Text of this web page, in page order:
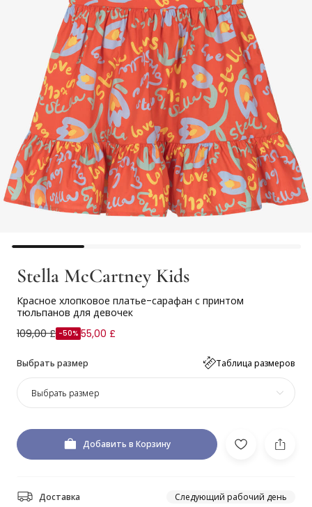
Stella McCartney Kids
Красное хлопковое платье-сарафан с принтом
тюльпанов для девочек
109,00 £ -50% 55,00 £
Выбрать размер Таблица размеров
Выбрать размер
Добавить в Корзину
Доставка Следующий рабочий день